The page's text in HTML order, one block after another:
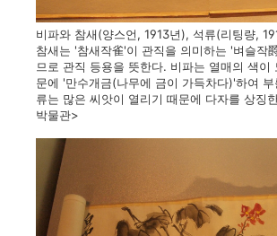
비파와 참새(양스언, 1913년), 석류(리팅량,
참새는 '참새작雀'이 관직을 의미하는 '벼슬작
므로 관직 등용을 뜻한다. 비파는 열매의 색이
문에 '만수개금(나무에 금이 가득차다)'하여
류는 많은 씨앗이 열리기 때문에 다자를 상징
박물관>